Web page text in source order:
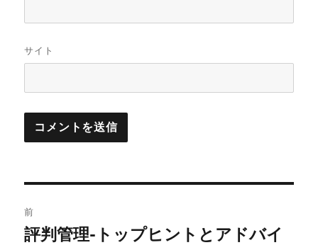
サイト
稿
前
前
評判管理-トップヒントとアドバイ